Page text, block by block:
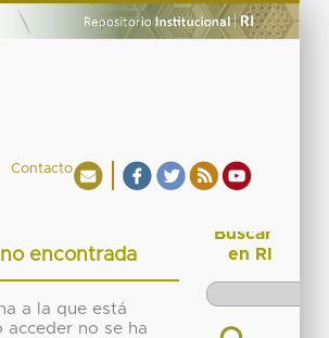
Contacto
no encontrada
a la que está
acceder no se ha
Buscar
en RI